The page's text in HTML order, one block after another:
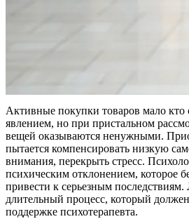
Активные покупки товаров мало кто
явлением, но при пристальном
вещей оказываются ненужными.
пытается компенсировать низкую
внимания, перекрыть стресс.
психическим отклонением, которое
привести к серьезным
длительный процесс, который
поддержке психотерапевта.